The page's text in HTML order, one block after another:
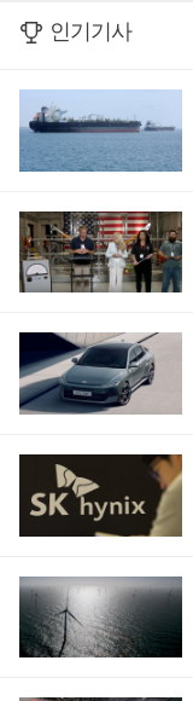
인기기사